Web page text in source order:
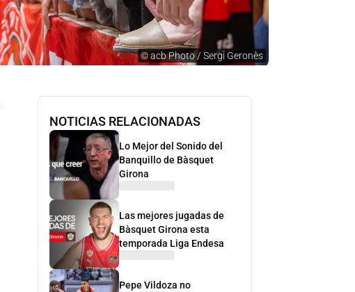
©acb Photo / Sergi Geronès
NOTICIAS RELACIONADAS
Lo Mejor del Sonido del
Banquillo de Bàsquet
Girona
Las mejores jugadas de
Bàsquet Girona esta
temporada Liga Endesa
Pepe Vildoza no